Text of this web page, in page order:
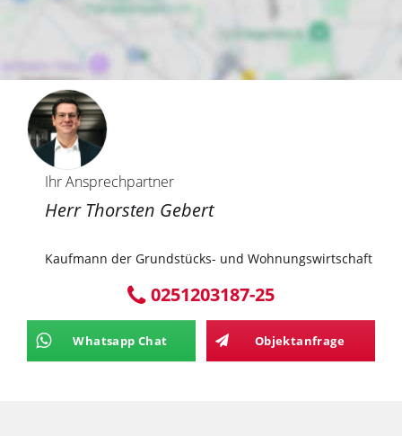
Ihr Ansprechpartner
Herr Thorsten Gebert
Kaufmann der Grundstücks- und Wohnungswirtschaft
0251203187-25
Whatsapp Chat Objektanfrage